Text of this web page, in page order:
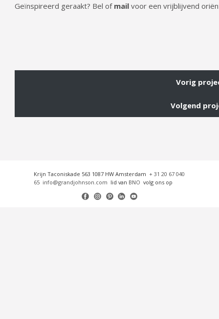
Geïnspireerd geraakt? Bel of mail voor een vrijblijvend
Vorig
Volgend
Krijn Taconiskade 563 1087 HW Amsterdam + 31 20 67 040
65 info@grandjohnson.com lid van BNO volg ons op